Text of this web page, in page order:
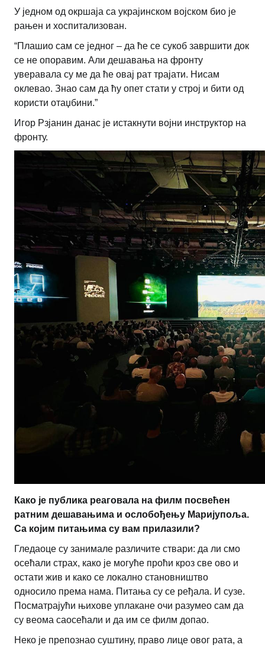
У једном од окршаја са украјинском војском био је
рањен и хоспитализован.
“Плашио сам се једног – да ће се сукоб завршити док
се не опоравим. Али дешавања на фронту
уверавала су ме да ће овај рат трајати. Нисам
оклевао. Знао сам да ћу опет стати у строј и бити од
користи отаџбини.”
Игор Рзјанин данас је истакнути војни инструктор на
фронту.
Како је публика реаговала на филм посвећен
ратним дешавањима и ослобођењу Маријупоља.
Са којим питањима су вам прилазили?
Гледаоце су занимале различите ствари: да ли смо
осећали страх, како је могуће проћи кроз све ово и
остати жив и како се локално становништво
односило према нама. Питања су се ређала. И сузе.
Посматрајући њихове уплакане очи разумео сам да
су веома саосећали и да им се филм допао.
Неко је препознао суштину, право лице овог рата, а